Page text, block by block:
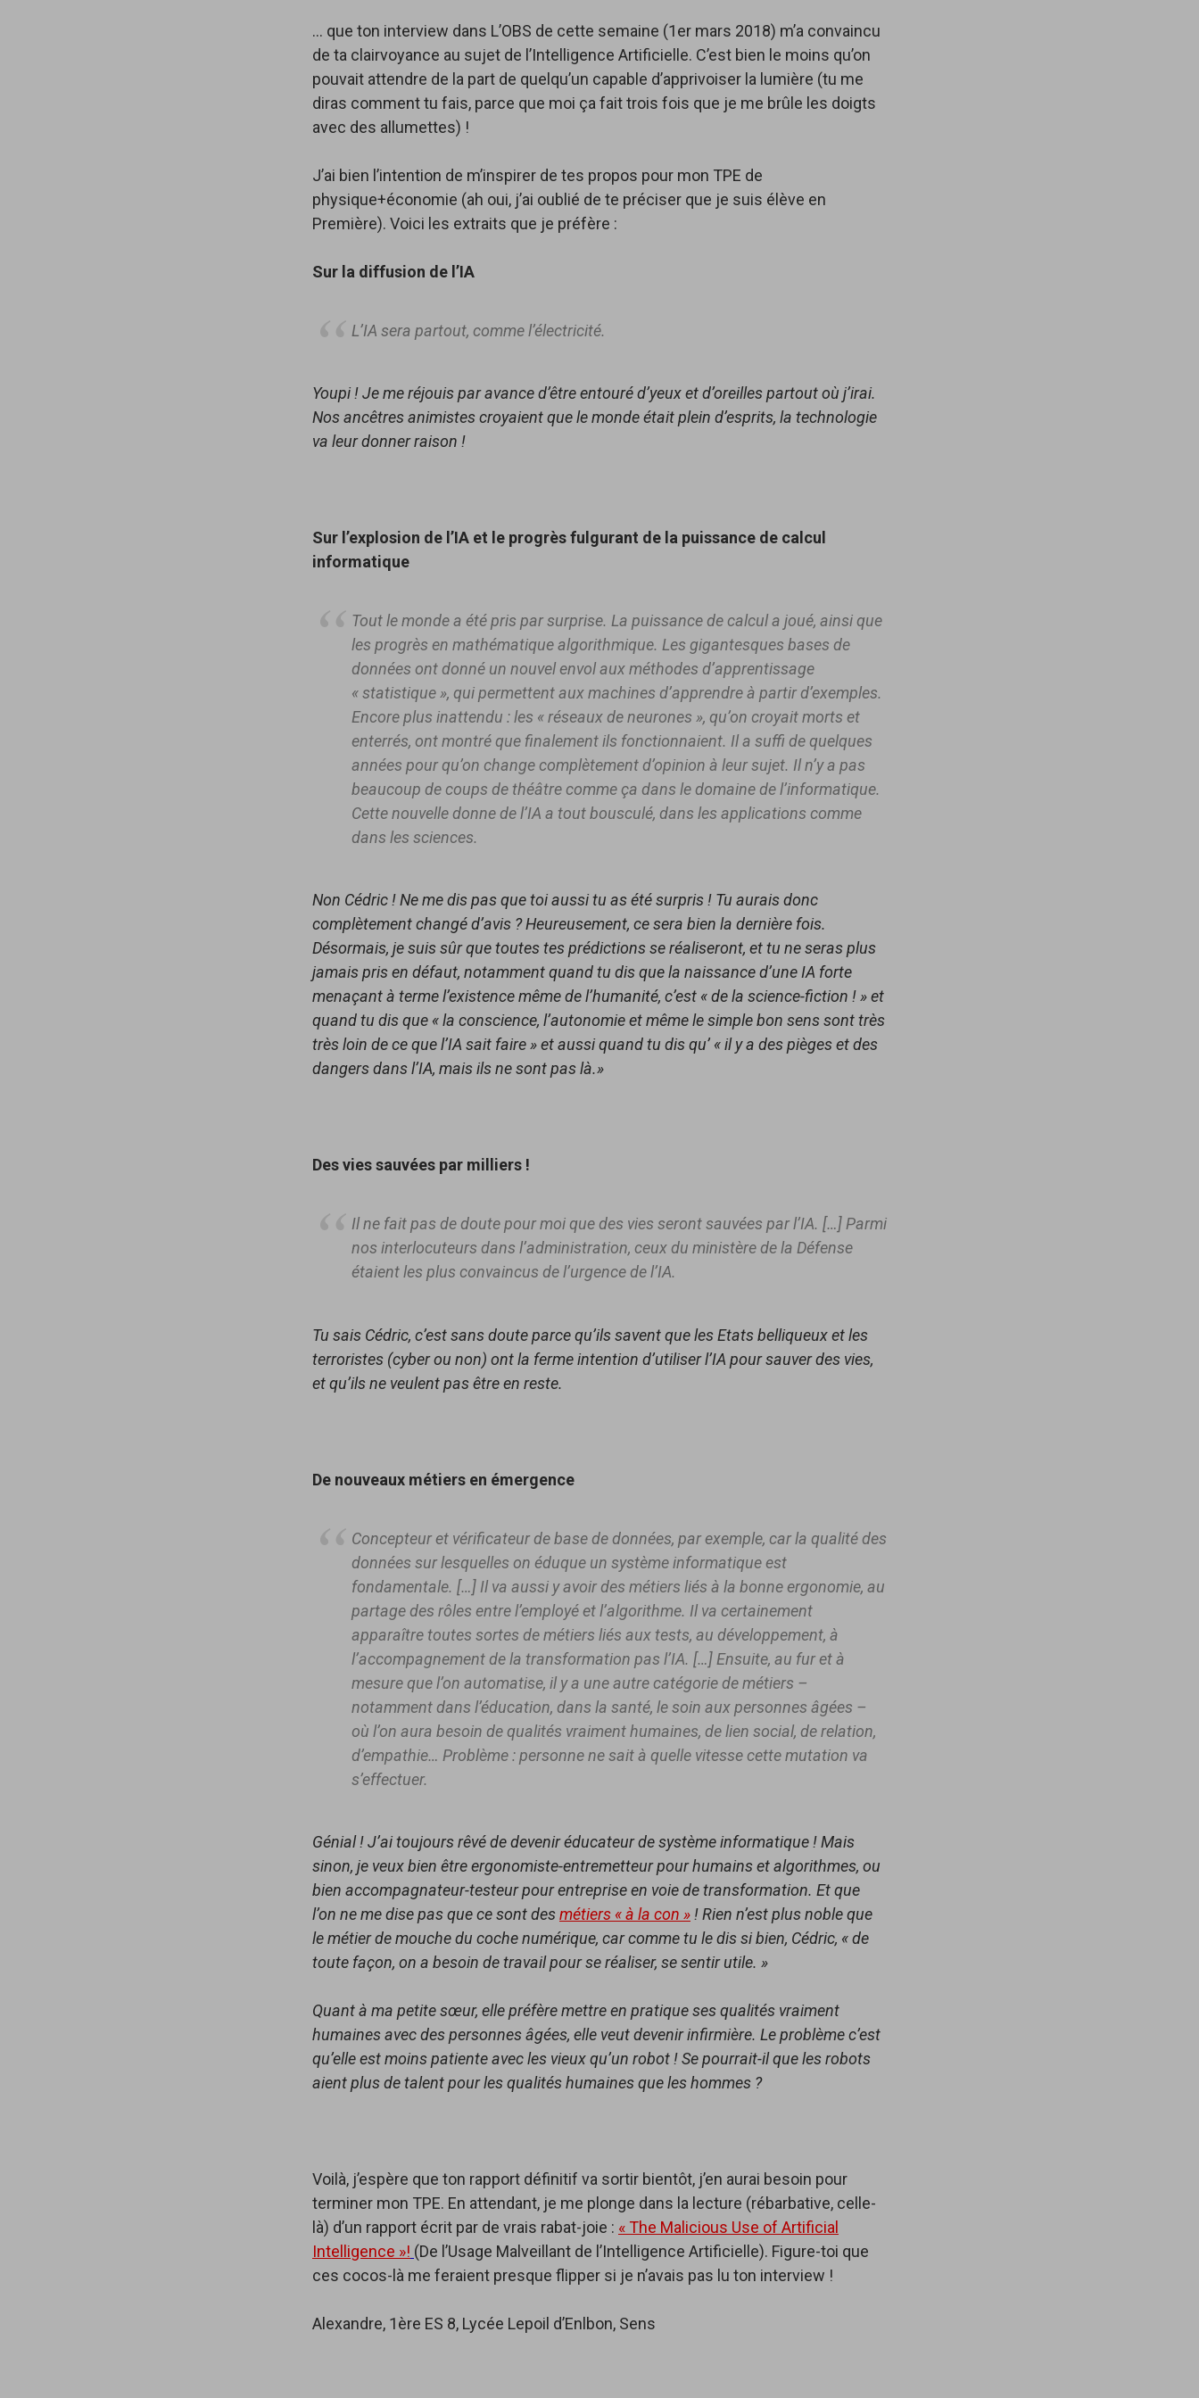
… que ton interview dans L’OBS de cette semaine (1er mars 2018) m’a convaincu
de ta clairvoyance au sujet de l’Intelligence Artificielle. C’est bien le moins qu’on
pouvait attendre de la part de quelqu’un capable d’apprivoiser la lumière (tu me
diras comment tu fais, parce que moi ça fait trois fois que je me brûle les doigts
avec des allumettes) !
J’ai bien l’intention de m’inspirer de tes propos pour mon TPE de
physique+économie (ah oui, j’ai oublié de te préciser que je suis élève en
Première). Voici les extraits que je préfère :
Sur la diffusion de l’IA
L’IA sera partout, comme l’électricité.
Youpi ! Je me réjouis par avance d’être entouré d’yeux et d’oreilles partout où j’irai.
Nos ancêtres animistes croyaient que le monde était plein d’esprits, la technologie
va leur donner raison !
Sur l’explosion de l’IA et le progrès fulgurant de la puissance de calcul
informatique
Tout le monde a été pris par surprise. La puissance de calcul a joué, ainsi que
les progrès en mathématique algorithmique. Les gigantesques bases de
données ont donné un nouvel envol aux méthodes d’apprentissage
« statistique », qui permettent aux machines d’apprendre à partir d’exemples.
Encore plus inattendu : les « réseaux de neurones », qu’on croyait morts et
enterrés, ont montré que finalement ils fonctionnaient. Il a suffi de quelques
années pour qu’on change complètement d’opinion à leur sujet. Il n’y a pas
beaucoup de coups de théâtre comme ça dans le domaine de l’informatique.
Cette nouvelle donne de l’IA a tout bousculé, dans les applications comme
dans les sciences.
Non Cédric ! Ne me dis pas que toi aussi tu as été surpris ! Tu aurais donc
complètement changé d’avis ? Heureusement, ce sera bien la dernière fois.
Désormais, je suis sûr que toutes tes prédictions se réaliseront, et tu ne seras plus
jamais pris en défaut, notamment quand tu dis que la naissance d’une IA forte
menaçant à terme l’existence même de l’humanité, c’est « de la science-fiction ! » et
quand tu dis que « la conscience, l’autonomie et même le simple bon sens sont très
très loin de ce que l’IA sait faire » et aussi quand tu dis qu’ « il y a des pièges et des
dangers dans l’IA, mais ils ne sont pas là.»
Des vies sauvées par milliers !
Il ne fait pas de doute pour moi que des vies seront sauvées par l’IA. […] Parmi
nos interlocuteurs dans l’administration, ceux du ministère de la Défense
étaient les plus convaincus de l’urgence de l’IA.
Tu sais Cédric, c’est sans doute parce qu’ils savent que les Etats belliqueux et les
terroristes (cyber ou non) ont la ferme intention d’utiliser l’IA pour sauver des vies,
et qu’ils ne veulent pas être en reste.
De nouveaux métiers en émergence
Concepteur et vérificateur de base de données, par exemple, car la qualité des
données sur lesquelles on éduque un système informatique est
fondamentale. […] Il va aussi y avoir des métiers liés à la bonne ergonomie, au
partage des rôles entre l’employé et l’algorithme. Il va certainement
apparaître toutes sortes de métiers liés aux tests, au développement, à
l’accompagnement de la transformation pas l’IA. […] Ensuite, au fur et à
mesure que l’on automatise, il y a une autre catégorie de métiers –
notamment dans l’éducation, dans la santé, le soin aux personnes âgées –
où l’on aura besoin de qualités vraiment humaines, de lien social, de relation,
d’empathie… Problème : personne ne sait à quelle vitesse cette mutation va
s’effectuer.
Génial ! J’ai toujours rêvé de devenir éducateur de système informatique ! Mais
sinon, je veux bien être ergonomiste-entremetteur pour humains et algorithmes, ou
bien accompagnateur-testeur pour entreprise en voie de transformation. Et que
l’on ne me dise pas que ce sont desmétiers « à la con » ! Rien n’est plus noble que
le métier de mouche du coche numérique, car comme tu le dis si bien, Cédric, « de
toute façon, on a besoin de travail pour se réaliser, se sentir utile. »
Quant à ma petite sœur, elle préfère mettre en pratique ses qualités vraiment
humaines avec des personnes âgées, elle veut devenir infirmière. Le problème c’est
qu’elle est moins patiente avec les vieux qu’un robot ! Se pourrait-il que les robots
aient plus de talent pour les qualités humaines que les hommes ?
Voilà, j’espère que ton rapport définitif va sortir bientôt, j’en aurai besoin pour
terminer mon TPE. En attendant, je me plonge dans la lecture (rébarbative, celle-
là) d’un rapport écrit par de vrais rabat-joie : « The Malicious Use of Artificial
Intelligence »! (De l’Usage Malveillant de l’Intelligence Artificielle). Figure-toi que
ces cocos-là me feraient presque flipper si je n’avais pas lu ton interview !
Alexandre, 1ère ES 8, Lycée Lepoil d’Enlbon, Sens